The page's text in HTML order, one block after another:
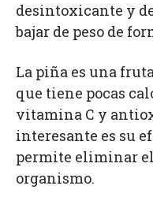
desintoxicante y
bajar de peso de
La piña es una
que tiene pocas
vitamina C y
interesante es su
permite eliminar
organismo.